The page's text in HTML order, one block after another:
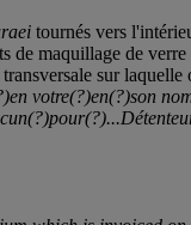
tournés vers
maquillage de
sur
votre(?)en(?)son